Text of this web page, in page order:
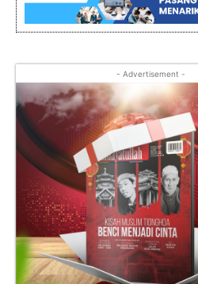
- Advertisement -